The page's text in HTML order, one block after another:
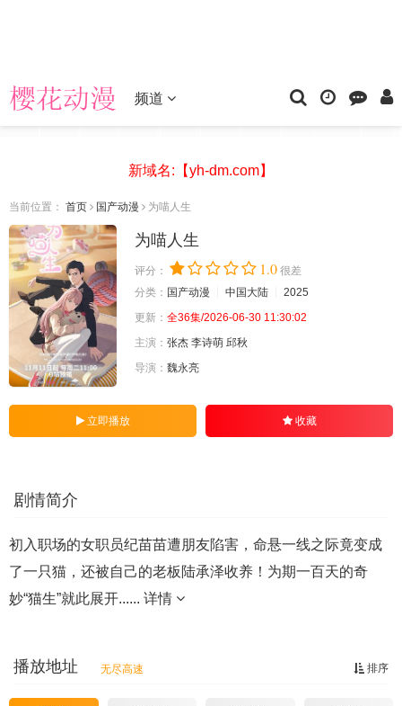
频道
新域名:【yh-dm.com】
当前位置： 首页 国产动漫 为喵人生
为喵人生
评分： 1.0 很差
分类： 国产动漫 中国大陆
2025
更新： 全36集/2026-06-30 11:30:02
主演： 张杰 李诗萌 邱秋
导演： 魏永亮
立即播放 收藏
剧情简介
初入职场的女职员纪苗苗遭朋友陷害，命悬一线之际竟变成
了一只猫，还被自己的老板陆承泽收养！为期一百天的奇
妙“猫生”就此展开...... 详情
排序
播放地址 无尽高速